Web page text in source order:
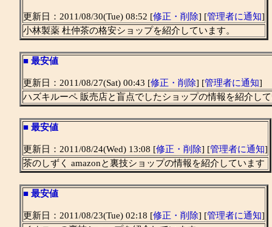
更新日：2011/08/30(Tue) 08:52 [修正・削除] [管理者に通知]
小林製薬 杜仲茶の格安ショップを紹介しています。
■ 最安値
更新日：2011/08/27(Sat) 00:43 [修正・削除] [管理者に通知]
ハズキルーペ 販売店と盲点でしたショップの情報を紹介し
■ 最安値
更新日：2011/08/24(Wed) 13:08 [修正・削除] [管理者に通知]
茶のしずく amazonと裏技ショップの情報を紹介しています
■ 最安値
更新日：2011/08/23(Tue) 02:18 [修正・削除] [管理者に通知]